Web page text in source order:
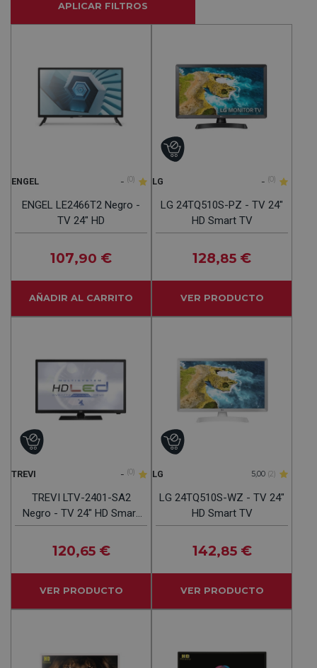
APLICAR FILTROS
ENGEL - (0)
ENGEL LE2466T2 Negro -
TV 24" HD
107,90 €
AÑADIR AL CARRITO
LG - (0)
LG 24TQ510S-PZ - TV 24"
HD Smart TV
128,85 €
VER PRODUCTO
TREVI - (0)
TREVI LTV-2401-SA2
Negro - TV 24" HD Smart
TV
120,65 €
VER PRODUCTO
LG 5,00 (2)
LG 24TQ510S-WZ - TV 24"
HD Smart TV
142,85 €
VER PRODUCTO